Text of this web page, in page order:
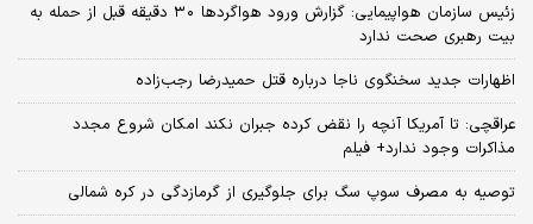
زئیس سازمان هواپیمایی: گزارش ورود هواگردها ٣٠ دقیقه قبل از حمله به
بیت رهبری صحت ندارد
اظهارات جدید سخنگوی ناجا درباره قتل حمیدرضا رجب‌زاده
عراقچی: تا آمریکا آنچه را نقض کرده جبران نکند امکان شروع مجدد
مذاکرات وجود ندارد+ فیلم
توصیه به مصرف سوپ سگ برای جلوگیری از گرمازدگی در کره شمالی